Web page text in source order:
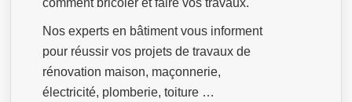
comment bricoler et faire vos travaux.
Nos experts en bâtiment vous informent
pour réussir vos projets de travaux de
rénovation maison, maçonnerie,
électricité, plomberie, toiture …